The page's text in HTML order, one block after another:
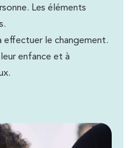
Les éléments
effectuer le changement.
enfance et à